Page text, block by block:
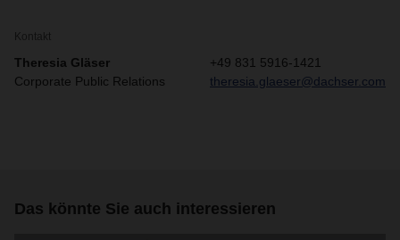
Kontakt
Theresia Gläser
Corporate Public Relations
+49 831 5916-1421
theresia.glaeser@dachser.com
Das könnte Sie auch interessieren